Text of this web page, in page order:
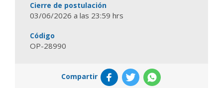
Cierre de postulación
03/06/2026 a las 23:59 hrs
Código
OP-28990
Compartir